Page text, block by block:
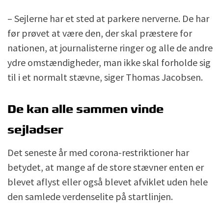
– Sejlerne har et sted at parkere nerverne. De har
før prøvet at være den, der skal præstere for
nationen, at journalisterne ringer og alle de andre
ydre omstændigheder, man ikke skal forholde sig
til i et normalt stævne, siger Thomas Jacobsen.
De kan alle sammen vinde
sejladser
Det seneste år med corona-restriktioner har
betydet, at mange af de store stævner enten er
blevet aflyst eller også blevet afviklet uden hele
den samlede verdenselite på startlinjen.